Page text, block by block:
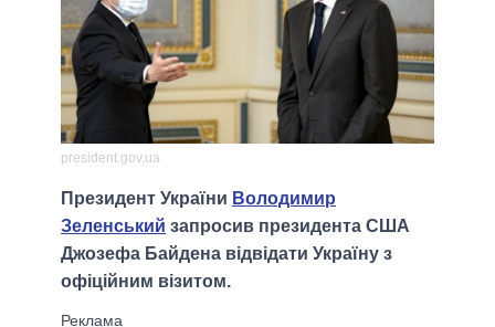
president.gov.ua
Президент України Володимир
Зеленський запросив президента США
Джозефа Байдена відвідати Україну з
офіційним візитом.